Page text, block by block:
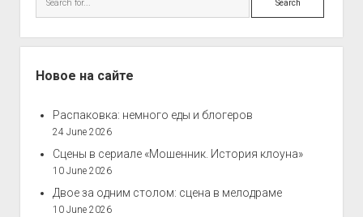
Новое на сайте
Распаковка: немного еды и блогеров
24 June 2026
Сцены в сериале «Мошенник. История клоуна»
10 June 2026
Двое за одним столом: сцена в мелодраме
10 June 2026